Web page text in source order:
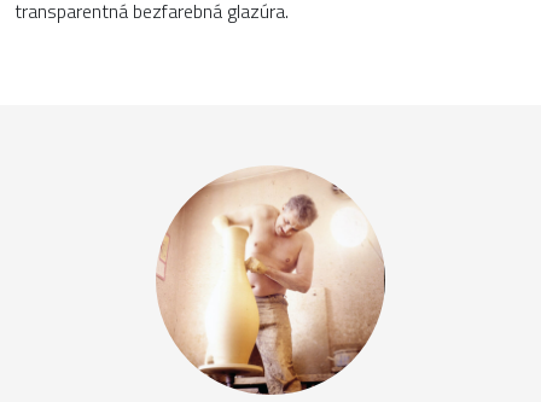
transparentná bezfarebná glazúra.